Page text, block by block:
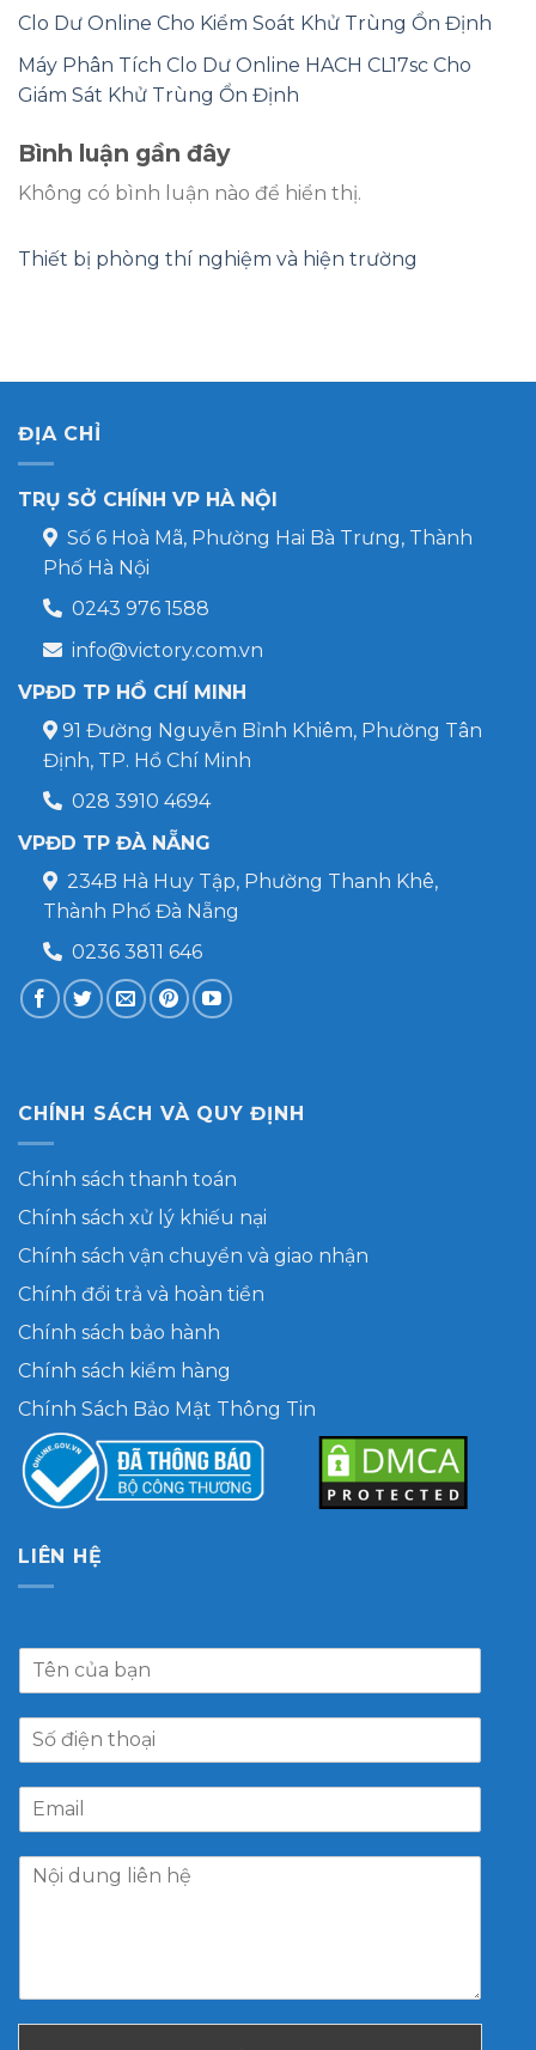
Clo Dư Online Cho Kiểm Soát Khử Trùng Ổn Định
Máy Phân Tích Clo Dư Online HACH CL17sc Cho
Giám Sát Khử Trùng Ổn Định
Bình luận gần đây
Không có bình luận nào để hiển thị.
Thiết bị phòng thí nghiệm và hiện trường
ĐỊA CHỈ
TRỤ SỞ CHÍNH VP HÀ NỘI
Số 6 Hoà Mã, Phường Hai Bà Trưng, Thành
Phố Hà Nội
0243 976 1588
info@victory.com.vn
VPĐD TP HỒ CHÍ MINH
91 Đường Nguyễn Bỉnh Khiêm, Phường Tân
Định, TP. Hồ Chí Minh
028 3910 4694
VPĐD TP ĐÀ NẴNG
234B Hà Huy Tập, Phường Thanh Khê,
Thành Phố Đà Nẵng
0236 3811 646
CHÍNH SÁCH VÀ QUY ĐỊNH
Chính sách thanh toán
Chính sách xử lý khiếu nại
Chính sách vận chuyển và giao nhận
Chính đổi trả và hoàn tiền
Chính sách bảo hành
Chính sách kiểm hàng
Chính Sách Bảo Mật Thông Tin
LIÊN HỆ